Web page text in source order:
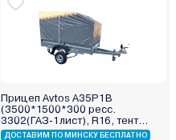
Прицеп Avtos A35P1B
(3500*1500*300 ресс.
3302(ГАЗ-1лист), R16, тент
400мм)
ДОСТАВИМ ПО МИНСКУ БЕСПЛАТНО